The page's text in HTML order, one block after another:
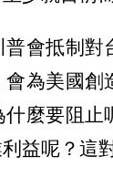
會抵制
為美國
麼要阻
益呢？這